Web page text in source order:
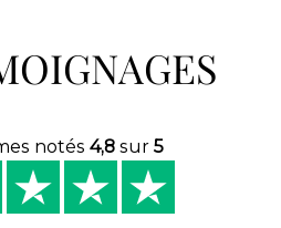
notés 4,8 sur 5